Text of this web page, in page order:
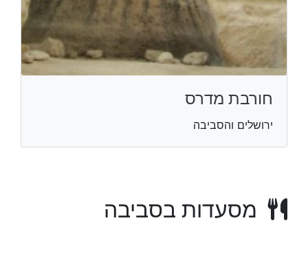
חורבת מדרס
ירושלים והסביבה
מסעדות בסביבה